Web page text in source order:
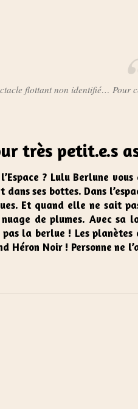
flottant non identifié… Pour
très petit.e.s
? Lulu Berlune
ses bottes. Dans
Et quand elle ne sait
de plumes. Avec
pas la berlue ! Les
Héron Noir ! Personne